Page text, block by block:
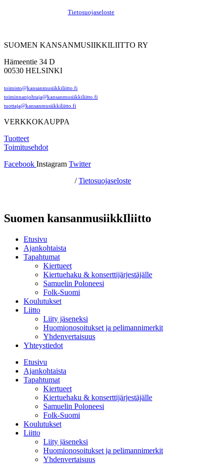
Tietosuojaseloste
SUOMEN KANSANMUSIIKKILIITTO RY
Hämeentie 34 D
00530 HELSINKI
toimisto@kansanmusiikkiliitto.fi
toiminnanjohtaja@kansanmusiikkiliitto.fi
tuottaja@kansanmusiikkiliitto.fi
VERKKOKAUPPA
Tuotteet
Toimitusehdot
Facebook Instagram Twitter
/Tietosuojaseloste
Suomen kansanmusiikkIliitto
Etusivu
Ajankohtaista
Tapahtumat
Kiertueet
Kiertuehaku & konserttijärjestäjälle
Samuelin Poloneesi
Folk-Suomi
Koulutukset
Liitto
Liity jäseneksi
Huomionosoitukset ja pelimannimerkit
Yhdenvertaisuus
Yhteystiedot
Etusivu
Ajankohtaista
Tapahtumat
Kiertueet
Kiertuehaku & konserttijärjestäjälle
Samuelin Poloneesi
Folk-Suomi
Koulutukset
Liitto
Liity jäseneksi
Huomionosoitukset ja pelimannimerkit
Yhdenvertaisuus